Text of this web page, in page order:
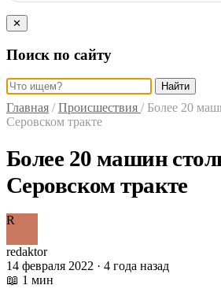
✕
Поиск по сайту
Найти
Главная / Происшествия / Более 20
Серовском тракте
Более 20 машин
Серовском тракте
R
redaktor
14 февраля 2022 · 4 года назад
📖 1 мин